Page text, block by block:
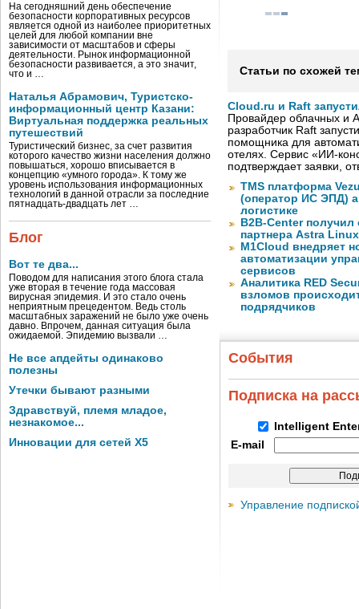
На сегодняшний день обеспечение
безопасности корпоративных ресурсов
является одной из наиболее приоритетных
целей для любой компании вне
зависимости от масштабов и сферы
деятельности. Рынок информационной
безопасности развивается, а это значит,
что и …
Наталья Абрамович, Туристско-
информационный центр Казани:
Виртуальная поддержка реальных
путешествий
Туристический бизнес, за счет развития
которого качество жизни населения должно
повышаться, хорошо вписывается в
концепцию «умного города». К тому же
уровень использования информационных
технологий в данной отрасли за последние
пятнадцать-двадцать лет …
Блог
Вот те два...
Поводом для написания этого блога стала
уже вторая в течение года массовая
вирусная эпидемия. И это стало очень
неприятным прецедентом. Ведь столь
масштабных заражений не было уже очень
давно. Впрочем, данная ситуация была
ожидаемой. Эпидемию вызвали …
Не все апдейты одинаково
полезны
Утечки бывают разными
Здравствуй, племя младое,
незнакомое...
Инновации для сетей X5
Статьи по схожей
Cloud.ru и Raft
Провайдер облачных и
разработчик Raft
помощника для
отелях. Сервис «ИИ-
подтверждает заявки,
TMS платформа
(оператор ИС ЭПД)
логистике
B2B-Center получил
партнера Astra Linux
M1Cloud внедряет
автоматизации
сервисов
Аналитика RED
взломов
подрядчиков
События
Подписка на
Intelligent
E-mail
Управление